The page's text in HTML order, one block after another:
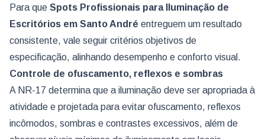
Para que Spots Profissionais para Iluminação de
Escritórios em Santo André entreguem um resultado
consistente, vale seguir critérios objetivos de
especificação, alinhando desempenho e conforto visual.
Controle de ofuscamento, reflexos e sombras
A NR-17 determina que a iluminação deve ser apropriada à
atividade e projetada para evitar ofuscamento, reflexos
incômodos, sombras e contrastes excessivos, além de